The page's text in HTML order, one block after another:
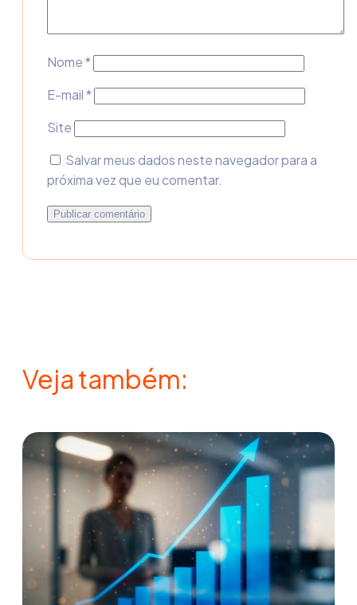
Nome*
E-mail*
Site
Salvar meus dados neste navegador para a
próxima vez que eu comentar.
Veja também: